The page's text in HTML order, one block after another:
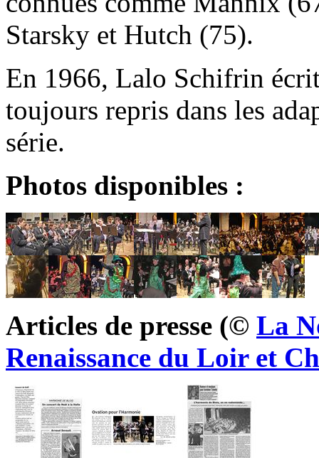
Starsky et Hutch (75).
En 1966, Lalo Schifrin
toujours repris dans les
série.
Photos disponibles :
Articles de presse (© La
Renaissance du Loir et